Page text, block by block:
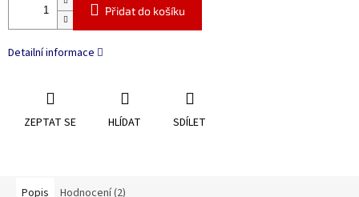
Přidat do košíku
Detailní informace
ZEPTAT SE HLÍDAT SDÍLET
Popis Hodnocení (2)